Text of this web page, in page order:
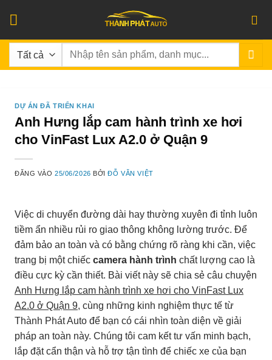
qua
nội
dung
Tìm
DỰ ÁN ĐÃ TRIỂN KHAI
Anh Hưng lắp cam hành trình xe hơi
cho VinFast Lux A2.0 ở Quận 9
ĐĂNG VÀO25/06/2026 BỞIĐỖ VĂN VIỆT
Việc di chuyển đường dài hay thường xuyên đi tỉnh luôn
tiềm ẩn nhiều rủi ro giao thông không lường trước. Để
đảm bảo an toàn và có bằng chứng rõ ràng khi cần, việc
trang bị một chiếc camera hành trình chất lượng cao là
điều cực kỳ cần thiết. Bài viết này sẽ chia sẻ câu chuyện
Anh Hưng lắp cam hành trình xe hơi cho VinFast Lux
A2.0 ở Quận 9, cùng những kinh nghiệm thực tế từ
Thành Phát Auto để bạn có cái nhìn toàn diện về giải
pháp an toàn này. Chúng tôi cam kết tư vấn minh bạch,
lắp đặt cẩn thận và hỗ trợ tận tình để chiếc xe của bạn